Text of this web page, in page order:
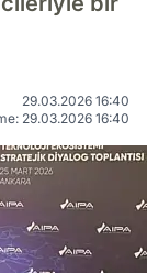
29.03.2026 16:40
29.03.2026 16:40